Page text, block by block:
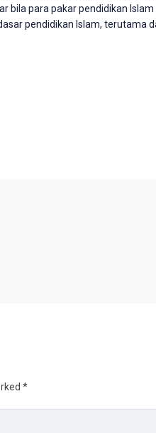
bila para pakar pendidikan
pendidikan Islam, terutama
*